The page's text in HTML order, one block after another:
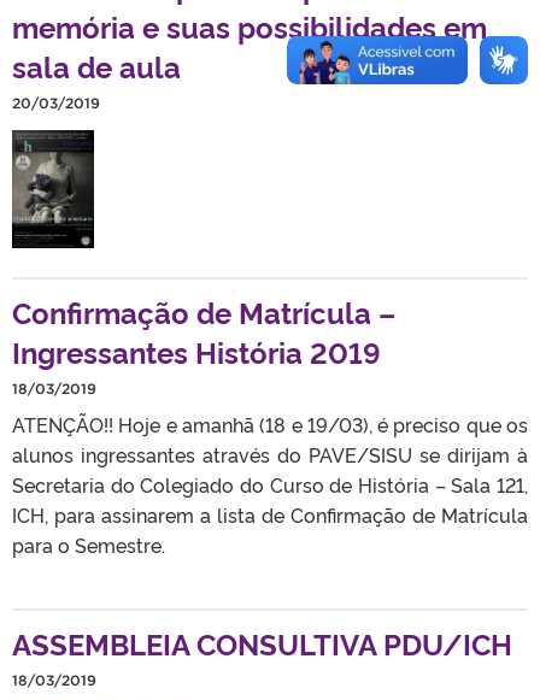
memória e suas possibilidades em
sala de aula
20/03/2019
Confirmação de Matrícula –
Ingressantes História 2019
18/03/2019
ATENÇÃO!! Hoje e amanhã (18 e 19/03), é preciso que os
alunos ingressantes através do PAVE/SISU se dirijam à
Secretaria do Colegiado do Curso de História – Sala 121,
ICH, para assinarem a lista de Confirmação de Matrícula
para o Semestre.
ASSEMBLEIA CONSULTIVA PDU/ICH
18/03/2019